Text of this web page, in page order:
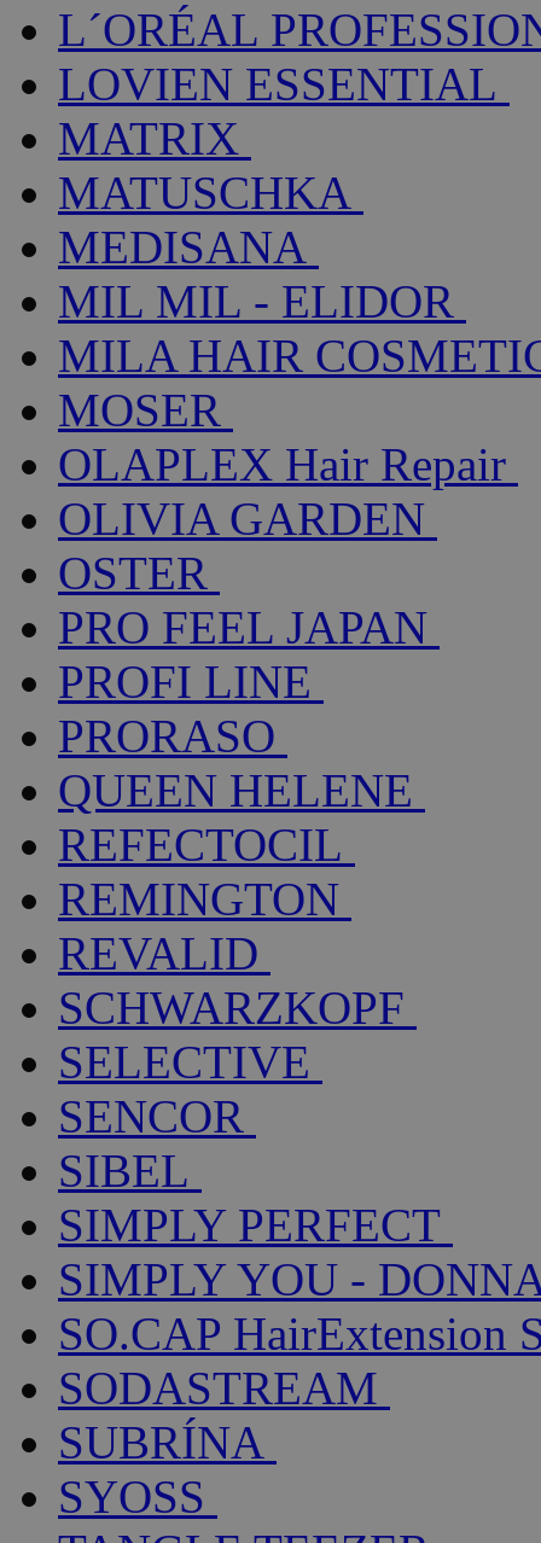
L´ORÉAL
LOVIEN ESSENTIAL
MATRIX
MATUSCHKA
MEDISANA
MIL MIL - ELIDOR
MILA HAIR
MOSER
OLAPLEX Hair Repair
OLIVIA GARDEN
OSTER
PRO FEEL JAPAN
PROFI LINE
PRORASO
QUEEN HELENE
REFECTOCIL
REMINGTON
REVALID
SCHWARZKOPF
SELECTIVE
SENCOR
SIBEL
SIMPLY PERFECT
SIMPLY YOU -
SO.CAP HairExtension
SODASTREAM
SUBRÍNA
SYOSS